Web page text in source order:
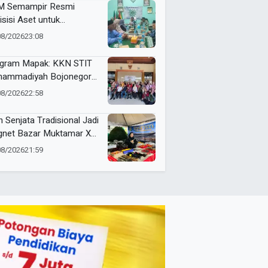
Semampir Resmi
Aset untuk
Amal Usaha
202623:08
Mapak: KKN STIT
Bojonegoro
Sosialisasi Pengolahan
202622:58
Senjata Tradisional Jadi
Bazar Muktamar XVI
Suci Sedunia
202621:59